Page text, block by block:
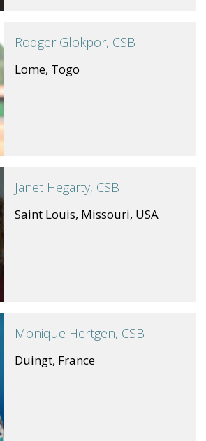
Rodger Glokpor, CSB
Lome, Togo
Janet Hegarty, CSB
Saint Louis, Missouri, USA
Monique Hertgen, CSB
Duingt, France